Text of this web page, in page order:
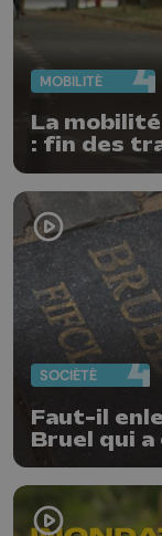
MOBILITÉ
La
: fin des
SOCIÉTÉ
Faut-il
Bruel qui a
"Nos